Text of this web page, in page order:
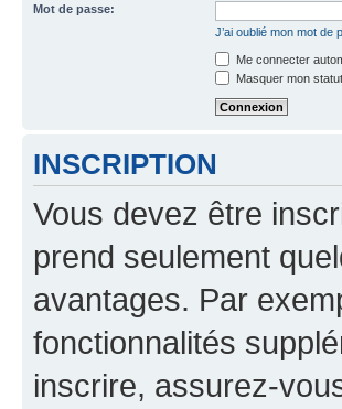
Mot de passe:
J’ai oublié mon mot de
Me connecter
Masquer mon
INSCRIPTION
Vous devez être
prend seulement
avantages. Par
fonctionnalités
inscrire, assurez-